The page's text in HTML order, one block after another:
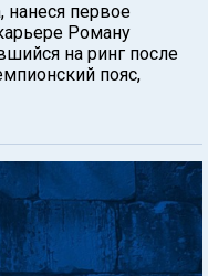
нанеся первое
Роману
на ринг после
пояс,